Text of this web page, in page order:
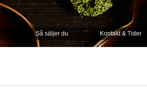
Så säljer du Kontakt & Tider